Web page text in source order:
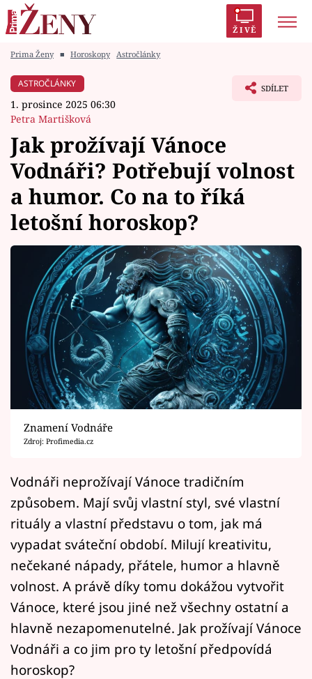
ŽIVĚ
Módní alarm
Témata
Celebrity
Vztahy
Seriály
Horoskopy
Sledujte prima+
Filmový festival Karlovy Vary
Přihlášení
Sledujte nás
Prima Ženy ■ Horoskopy Astročlánky
ASTROČLÁNKY
1. prosince 2025 06:30
Petra Martišková
SDÍLET
Jak prožívají Vánoce
Vodnáři? Potřebují volnost
a humor. Co na to říká
letošní horoskop?
Znamení Vodnáře
Zdroj: Profimedia.cz
Vodnáři neprožívají Vánoce tradičním
způsobem. Mají svůj vlastní styl, své vlastní
rituály a vlastní představu o tom, jak má
vypadat sváteční období. Milují kreativitu,
nečekané nápady, přátele, humor a hlavně
volnost. A právě díky tomu dokážou vytvořit
Vánoce, které jsou jiné než všechny ostatní a
hlavně nezapomenutelné. Jak prožívají Vánoce
Vodnáři a co jim pro ty letošní předpovídá
horoskop?